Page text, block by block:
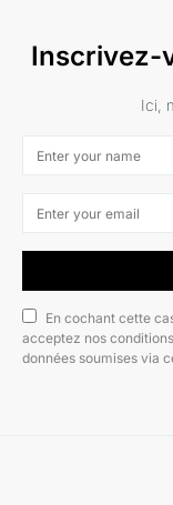
Inscrivez-
Ici,
En cochant cette
acceptez nos
données soumises via